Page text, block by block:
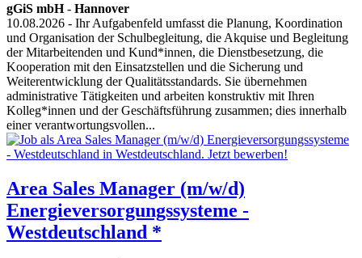
gGiS mbH- Hannover
10.08.2026 - Ihr Aufgabenfeld umfasst die Planung, Koordination
und Organisation der Schulbegleitung, die Akquise und Begleitung
der Mitarbeitenden und Kund*innen, die Dienstbesetzung, die
Kooperation mit den Einsatzstellen und die Sicherung und
Weiterentwicklung der Qualitätsstandards. Sie übernehmen
administrative Tätigkeiten und arbeiten konstruktiv mit Ihren
Kolleg*innen und der Geschäftsführung zusammen; dies innerhalb
einer verantwortungsvollen...
Area Sales Manager (m/w/d)
Energieversorgungssysteme -
Westdeutschland *